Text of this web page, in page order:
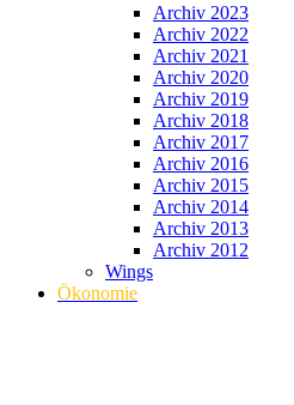
Archiv 2023
Archiv 2022
Archiv 2021
Archiv 2020
Archiv 2019
Archiv 2018
Archiv 2017
Archiv 2016
Archiv 2015
Archiv 2014
Archiv 2013
Archiv 2012
Wings
Ökonomie